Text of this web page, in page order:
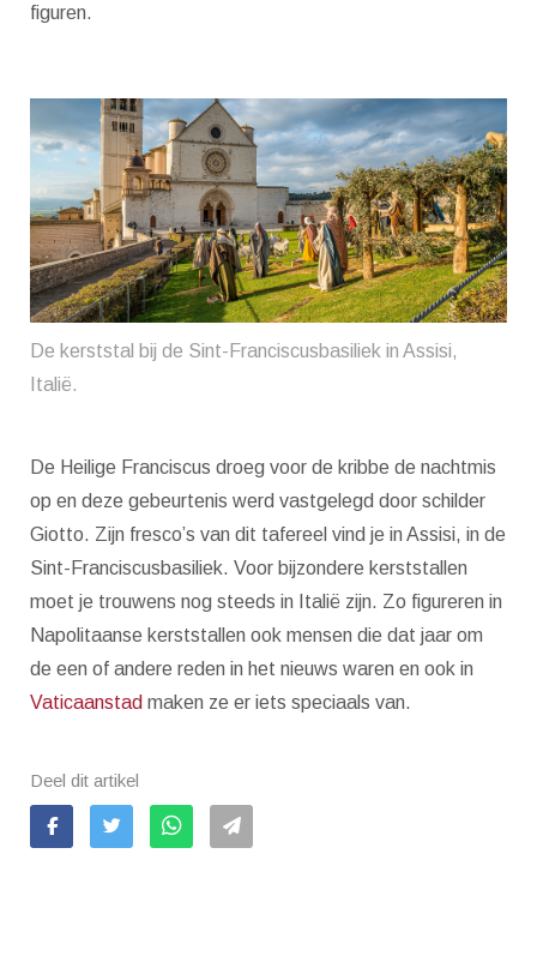
figuren.
De kerststal bij de Sint-Franciscusbasiliek in Assisi,
Italië.
De Heilige Franciscus droeg voor de kribbe de nachtmis
op en deze gebeurtenis werd vastgelegd door schilder
Giotto. Zijn fresco’s van dit tafereel vind je in Assisi, in de
Sint-Franciscusbasiliek. Voor bijzondere kerststallen
moet je trouwens nog steeds in Italië zijn. Zo figureren in
Napolitaanse kerststallen ook mensen die dat jaar om
de een of andere reden in het nieuws waren en ook in
Vaticaanstad maken ze er iets speciaals van.
Deel dit artikel